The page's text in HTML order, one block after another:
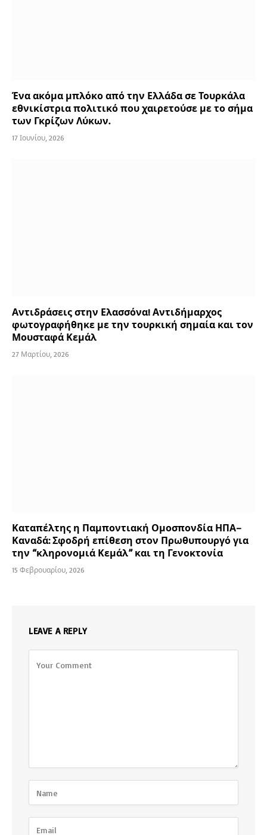
Ένα ακόμα μπλόκο από την Ελλάδα σε Τουρκάλα
εθνικίστρια πολιτικό που χαιρετούσε με το σήμα
των Γκρίζων Λύκων.
17 Ιουνίου, 2026
Αντιδράσεις στην Ελασσόνα! Αντιδήμαρχος
φωτογραφήθηκε με την τουρκική σημαία και τον
Μουσταφά Κεμάλ
27 Μαρτίου, 2026
Καταπέλτης η Παμποντιακή Ομοσπονδία ΗΠΑ–
Καναδά: Σφοδρή επίθεση στον Πρωθυπουργό για
την “κληρονομιά Κεμάλ” και τη Γενοκτονία
15 Φεβρουαρίου, 2026
LEAVE A REPLY